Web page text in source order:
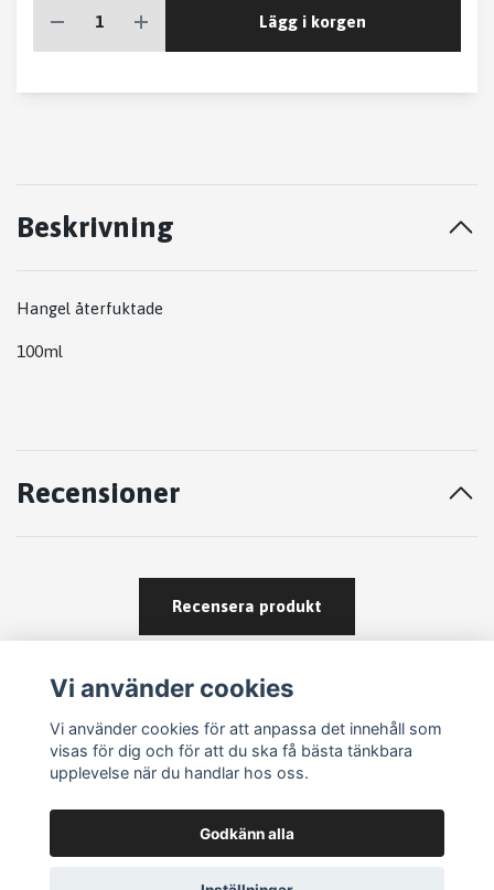
Lägg i korgen
Beskrivning
Hangel återfuktade
100ml
Recensioner
Recensera produkt
Om köp och returer
Vi använder cookies
Vi använder cookies för att anpassa det innehåll som
visas för dig och för att du ska få bästa tänkbara
upplevelse när du handlar hos oss.
Godkänn alla